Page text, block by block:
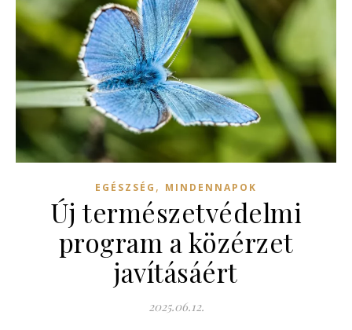
EGÉSZSÉG , MINDENNAPOK
Új természetvédelmi
program a közérzet
javításáért
2025.06.12.